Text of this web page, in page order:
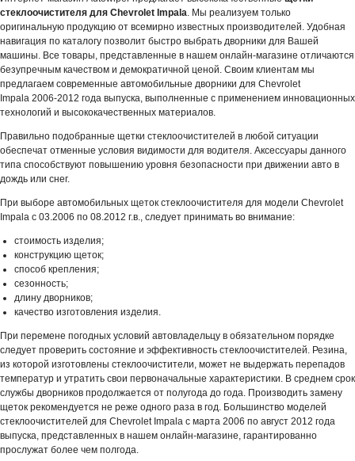
стеклоочистителя для Chevrolet Impala. Мы реализуем только
оригинальную продукцию от всемирно известных производителей. Удобная
навигация по каталогу позволит быстро выбрать дворники для Вашей
машины. Все товары, представленные в нашем онлайн-магазине отличаются
безупречным качеством и демократичной ценой. Своим клиентам мы
предлагаем современные автомобильные дворники для Chevrolet
Impala 2006-2012 года выпуска, выполненные с применением инновационных
технологий и высококачественных материалов.
Правильно подобранные щетки стеклоочистителей в любой ситуации
обеспечат отменные условия видимости для водителя. Аксессуары данного
типа способствуют повышению уровня безопасности при движении авто в
дождь или снег.
При выборе автомобильных щеток стеклоочистителя для модели Chevrolet
Impala с 03.2006 по 08.2012 г.в., следует принимать во внимание:
стоимость изделия;
конструкцию щеток;
способ крепления;
сезонность;
длину дворников;
качество изготовления изделия.
При перемене погодных условий автовладельцу в обязательном порядке
следует проверить состояние и эффективность стеклоочистителей. Резина,
из которой изготовлены стеклоочистители, может не выдержать перепадов
температур и утратить свои первоначальные характеристики. В среднем срок
службы дворников продолжается от полугода до года. Производить замену
щеток рекомендуется не реже одного раза в год. Большинство моделей
стеклоочистителей для Chevrolet Impala с марта 2006 по август 2012 года
выпуска, представленных в нашем онлайн-магазине, гарантированно
прослужат более чем полгода.